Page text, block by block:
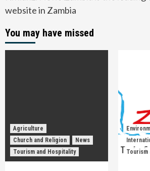
website in Zambia
You may have missed
Agriculture
Church and Religion
News
Tourism and Hospitality
Tourism